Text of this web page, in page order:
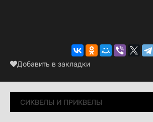
Добавить в закладки
СИКВЕЛЫ И ПРИКВЕЛЫ